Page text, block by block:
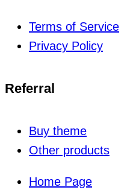
Terms of Service
Privacy Policy
Referral
Buy theme
Other products
Home Page